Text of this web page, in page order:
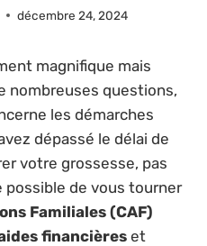
décembre 24, 2024
magnifique mais
nombreuses questions,
les démarches
dépassé le délai de
votre grossesse, pas
possible de vous tourner
Familiales (CAF)
financières et